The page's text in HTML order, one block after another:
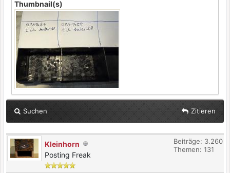
Thumbnail(s)
Suchen Zitieren
Kleinhorn
Posting Freak
Beiträge: 3.260
Themen: 131